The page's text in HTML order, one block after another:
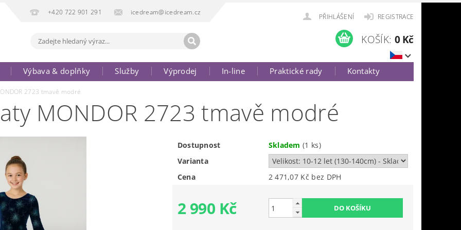
+420 722 901 291 icedream@icedream.cz
PŘIHLÁŠENÍ REGISTRACE
KOŠÍK: 0 Kč
Výbava & doplňky Služby Výprodej In-line Praktické rady
Kontakty
2723 tmavě modré
MONDOR 2723 tmavě modré
Dostupnost Skladem(1 ks)
Varianta
Cena
2 471,07 Kč bez DPH
2 990 Kč